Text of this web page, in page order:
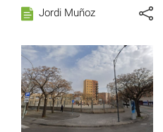
Jordi Muñoz